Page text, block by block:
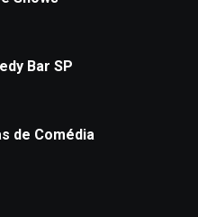
Bar SP
de Comédia